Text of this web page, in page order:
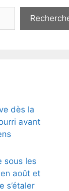
dès la
avant
sous les
août et
s’étaler